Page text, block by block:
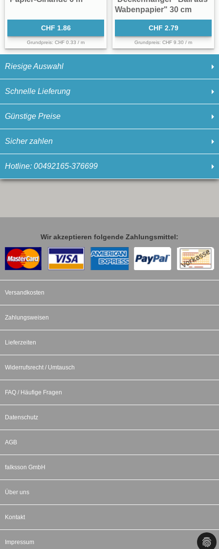
Riesige Auswahl
Schnelle Lieferung
Günstige Preise
Sicher zahlen
Hotline: 00492165-376699
CHF 1.86
Grundpreis: CHF 0.33 / m
Wabenpapier" 30 cm
CHF 2.79
Grundpreis: CHF 9.30 / m
Wir akzeptieren folgende Zahlungsmittel:
Versandkosten
Zahlungsweisen
Lieferzeiten
Widerrufsrecht / Umtausch
FAQ / Häufige Fragen
Datenschutz
AGB
falksson GmbH
Über uns
Kontakt
Impressum